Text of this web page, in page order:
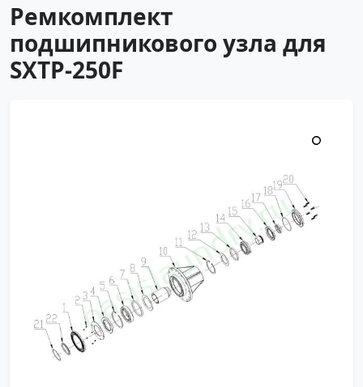
Ремкомплект
подшипникового узла для
SXTP-250F